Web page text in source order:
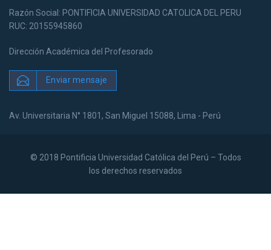
Razón Social: PONTIFICIA UNIVERSIDAD CATOLICA DEL PERU
RUC: 20155945860
Dirección Académica del Profesorado
Enviar mensaje
Av. Universitaria N° 1801, San Miguel 15088, Lima - Perú
© 2018 Pontificia Universidad Católica del Perú – Todos
los derechos reservados